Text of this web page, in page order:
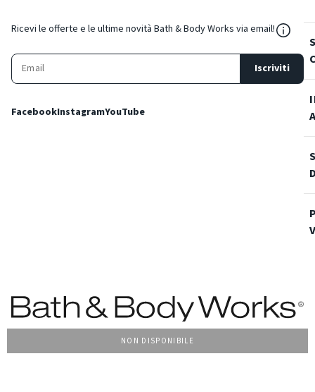
NON DISPONIBILE
Ricevi le offerte e le ultime novità Bath & Body Works via email!
Iscriviti
FacebookInstagramYouTube
Condizioni Generali di venditaPrivacy PolicyCookie PolicyAccessibilità